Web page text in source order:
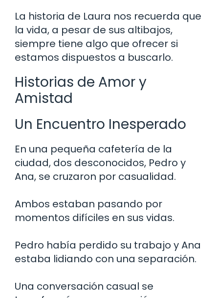
La historia de Laura nos recuerda que
la vida, a pesar de sus altibajos,
siempre tiene algo que ofrecer si
estamos dispuestos a buscarlo.
Historias de Amor y
Amistad
Un Encuentro Inesperado
En una pequeña cafetería de la
ciudad, dos desconocidos, Pedro y
Ana, se cruzaron por casualidad.
Ambos estaban pasando por
momentos difíciles en sus vidas.
Pedro había perdido su trabajo y Ana
estaba lidiando con una separación.
Una conversación casual se